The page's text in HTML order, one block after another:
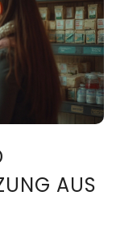
AUS